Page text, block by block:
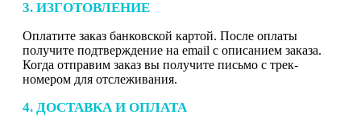
3. ИЗГОТОВЛЕНИЕ
Оплатите заказ банковской картой. После оплаты
получите подтверждение на email с описанием заказа.
Когда отправим заказ вы получите письмо с трек-
номером для отслеживания.
4. ДОСТАВКА И ОПЛАТА